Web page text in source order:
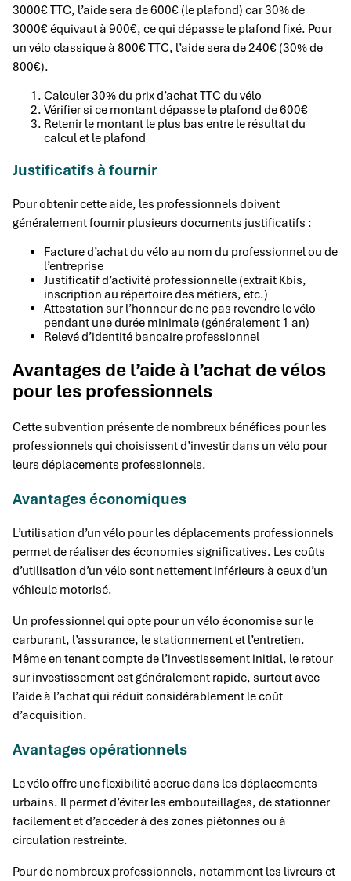
3000€ TTC, l’aide sera de 600€ (le plafond) car 30% de
3000€ équivaut à 900€, ce qui dépasse le plafond fixé. Pour
un vélo classique à 800€ TTC, l’aide sera de 240€ (30% de
800€).
Calculer 30% du prix d’achat TTC du vélo
Vérifier si ce montant dépasse le plafond de 600€
Retenir le montant le plus bas entre le résultat du
calcul et le plafond
Justificatifs à fournir
Pour obtenir cette aide, les professionnels doivent
généralement fournir plusieurs documents justificatifs :
Facture d’achat du vélo au nom du professionnel ou de
l’entreprise
Justificatif d’activité professionnelle (extrait Kbis,
inscription au répertoire des métiers, etc.)
Attestation sur l’honneur de ne pas revendre le vélo
pendant une durée minimale (généralement 1 an)
Relevé d’identité bancaire professionnel
Avantages de l’aide à l’achat de vélos
pour les professionnels
Cette subvention présente de nombreux bénéfices pour les
professionnels qui choisissent d’investir dans un vélo pour
leurs déplacements professionnels.
Avantages économiques
L’utilisation d’un vélo pour les déplacements professionnels
permet de réaliser des économies significatives. Les coûts
d’utilisation d’un vélo sont nettement inférieurs à ceux d’un
véhicule motorisé.
Un professionnel qui opte pour un vélo économise sur le
carburant, l’assurance, le stationnement et l’entretien.
Même en tenant compte de l’investissement initial, le retour
sur investissement est généralement rapide, surtout avec
l’aide à l’achat qui réduit considérablement le coût
d’acquisition.
Avantages opérationnels
Le vélo offre une flexibilité accrue dans les déplacements
urbains. Il permet d’éviter les embouteillages, de stationner
facilement et d’accéder à des zones piétonnes ou à
circulation restreinte.
Pour de nombreux professionnels, notamment les livreurs et